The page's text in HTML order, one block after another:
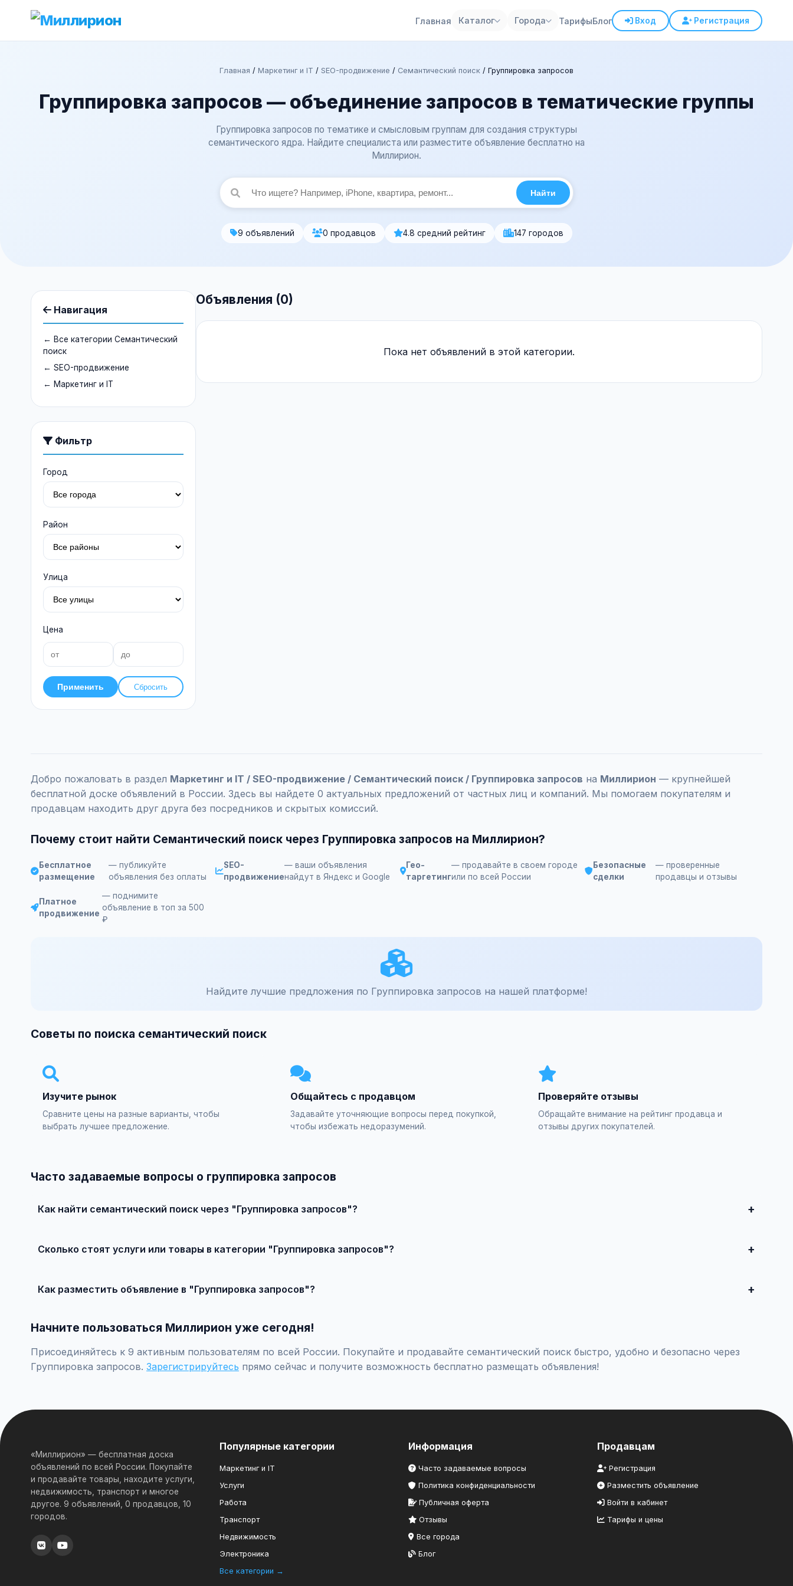
Главная Каталог Города ТарифыБлог Вход Регистрация
Главная / Маркетинг и IT / SEO-продвижение / Семантический поиск / Группировка запросов
Группировка запросов — объединение запросов в тематические группы
Группировка запросов по тематике и смысловым группам для создания структуры
семантического ядра. Найдите специалиста или разместите объявление бесплатно на
Миллирион.
Найти
9 объявлений 0 продавцов 4.8 средний рейтинг 147 городов
Навигация
← Все категории Семантический
поиск
← SEO-продвижение
← Маркетинг и IT
Фильтр
Город
Район
Улица
Цена
Применить Сбросить
Объявления (0)
Пока нет объявлений в этой категории.
Добро пожаловать в раздел Маркетинг и IT / SEO-продвижение / Семантический поиск / Группировка запросов на Миллирион — крупнейшей
бесплатной доске объявлений в России. Здесь вы найдете 0 актуальных предложений от частных лиц и компаний. Мы помогаем покупателям и
продавцам находить друг друга без посредников и скрытых комиссий.
Почему стоит найти Семантический поиск через Группировка запросов на Миллирион?
Бесплатное
размещение
— публикуйте
объявления без оплаты
SEO-
продвижение
— ваши объявления
найдут в Яндекс и Google
Гео-
таргетинг
— продавайте в своем городе
или по всей России
Безопасные
сделки
— проверенные
продавцы и отзывы
Платное
продвижение
— поднимите
объявление в топ за 500
₽
Найдите лучшие предложения по Группировка запросов на нашей платформе!
Советы по поиска семантический поиск
Изучите рынок
Сравните цены на разные варианты, чтобы
выбрать лучшее предложение.
Общайтесь с продавцом
Задавайте уточняющие вопросы перед покупкой,
чтобы избежать недоразумений.
Проверяйте отзывы
Обращайте внимание на рейтинг продавца и
отзывы других покупателей.
Часто задаваемые вопросы о группировка запросов
Как найти семантический поиск через "Группировка запросов"?
Сколько стоят услуги или товары в категории "Группировка запросов"?
Как разместить объявление в "Группировка запросов"?
Начните пользоваться Миллирион уже сегодня!
Присоединяйтесь к 9 активным пользователям по всей России. Покупайте и продавайте семантический поиск быстро, удобно и безопасно через
Группировка запросов. Зарегистрируйтесь прямо сейчас и получите возможность бесплатно размещать объявления!
«Миллирион» — бесплатная доска
объявлений по всей России. Покупайте
и продавайте товары, находите услуги,
недвижимость, транспорт и многое
другое. 9 объявлений, 0 продавцов, 10
городов.
Популярные категории
Маркетинг и IT
Услуги
Работа
Транспорт
Недвижимость
Электроника
Все категории →
Информация
Часто задаваемые вопросы
Политика конфиденциальности
Публичная оферта
Отзывы
Все города
Блог
Продавцам
Регистрация
Разместить объявление
Войти в кабинет
Тарифы и цены